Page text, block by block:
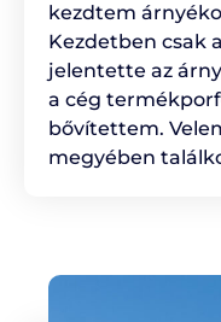
kezdtem
Kezdetben csak
jelentette az
a cég
bővítettem.
megyében